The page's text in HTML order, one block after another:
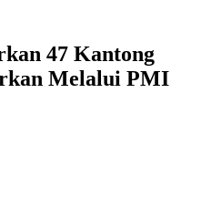
47 Kantong
Melalui PMI